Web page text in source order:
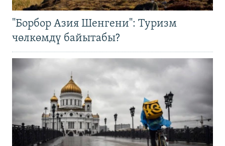
"Борбор Азия Шенгени": Туризм
чөлкөмдү байытабы?